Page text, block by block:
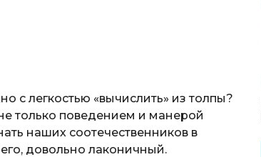
с легкостью «вычислить» из толпы?
только поведением и манерой
наших соотечественников в
довольно лаконичный.